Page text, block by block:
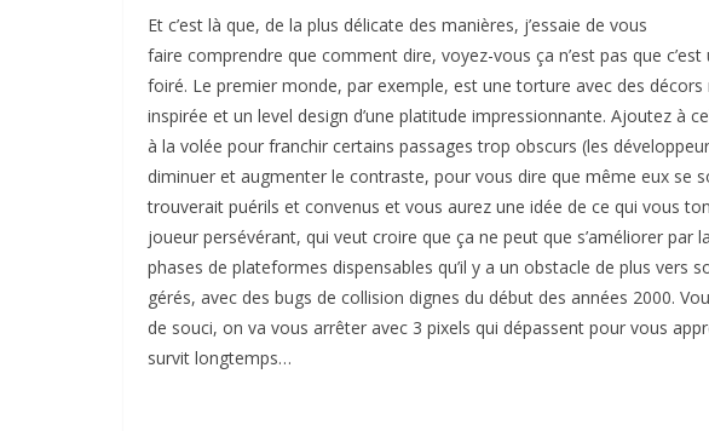
Et c’est là que, de la plus délicate des manières, j’essaie de vous
faire comprendre que comment dire, voyez-vous ça n’est pas que
foiré. Le premier monde, par exemple, est une torture avec des
inspirée et un level design d’une platitude impressionnante. Ajoutez à
à la volée pour franchir certains passages trop obscurs (les
diminuer et augmenter le contraste, pour vous dire que même eux se
trouverait puérils et convenus et vous aurez une idée de ce qui vous
joueur persévérant, qui veut croire que ça ne peut que s’améliorer par
phases de plateformes dispensables qu’il y a un obstacle de plus vers
gérés, avec des bugs de collision dignes du début des années 2000.
de souci, on va vous arrêter avec 3 pixels qui dépassent pour vous
survit longtemps…